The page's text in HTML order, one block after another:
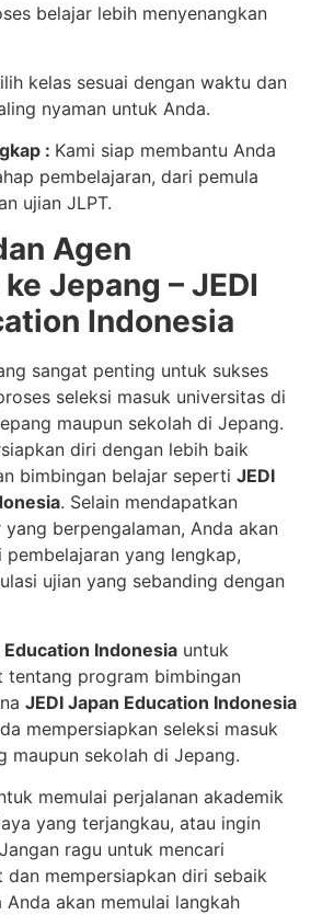
belajar lebih menyenangkan
kelas sesuai dengan waktu dan
nyaman untuk Anda.
: Kami siap membantu Anda
pembelajaran, dari pemula
ujian JLPT.
Agen
Jepang – JEDI
Indonesia
sangat penting untuk sukses
seleksi masuk universitas di
maupun sekolah di Jepang.
diri dengan lebih baik
bimbingan belajar seperti JEDI
. Selain mendapatkan
berpengalaman, Anda akan
yang lengkap,
ujian yang sebanding dengan
Education Indonesia untuk
tentang program bimbingan
JEDI Japan Education Indonesia
mempersiapkan seleksi masuk
maupun sekolah di Jepang.
memulai perjalanan akademik
yang terjangkau, atau ingin
ragu untuk mencari
dan mempersiapkan diri sebaik
Anda akan memulai langkah